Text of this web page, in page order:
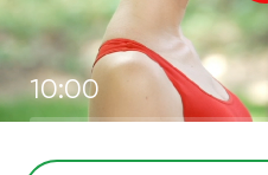
10:00